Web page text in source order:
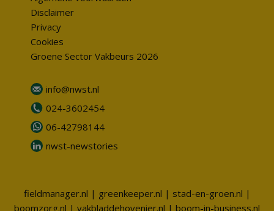
Disclaimer
Privacy
Cookies
Groene Sector Vakbeurs 2026
info@nwst.nl
024-3602454
06-42798144
nwst-newstories
fieldmanager.nl | greenkeeper.nl | stad-en-groen.nl |
boomzorg.nl | vakbladdehovenier.nl | boom-in-business.nl